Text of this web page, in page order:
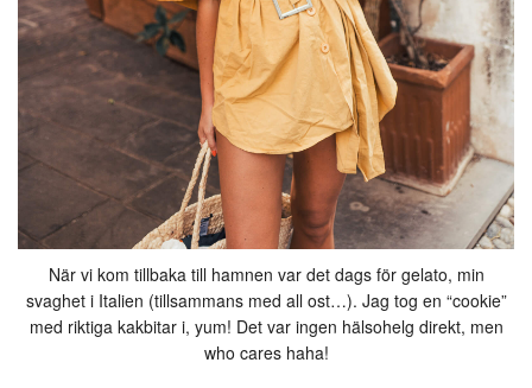
När vi kom tillbaka till hamnen var det dags för gelato, min
svaghet i Italien (tillsammans med all ost…). Jag tog en “cookie”
med riktiga kakbitar i, yum! Det var ingen hälsohelg direkt, men
who cares haha!